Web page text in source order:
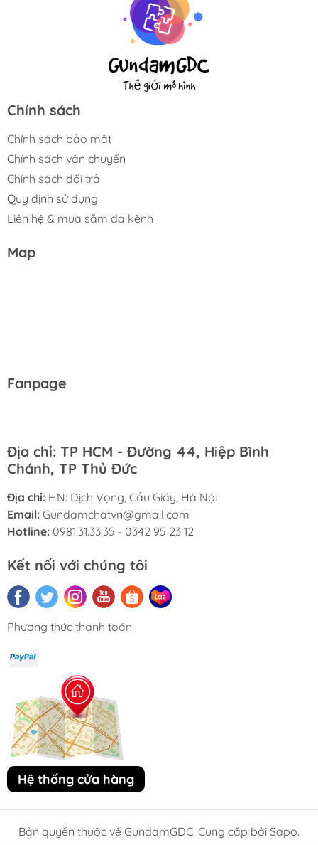
Chính sách
Chính sách bảo mật
Chính sách vận chuyển
Chính sách đổi trả
Quy định sử dụng
Liên hệ & mua sắm đa kênh
Map
Fanpage
Địa chỉ: TP HCM - Đường 44, Hiệp Bình
Chánh, TP Thủ Đức
Địa chỉ: HN: Dịch Vọng, Cầu Giấy, Hà Nội
Email: Gundamchatvn@gmail.com
Hotline: 0981.31.33.35 - 0342 95 23 12
Kết nối với chúng tôi
Phương thức thanh toán
Hệ thống cửa hàng
Bản quyền thuộc về GundamGDC. Cung cấp bởi Sapo.